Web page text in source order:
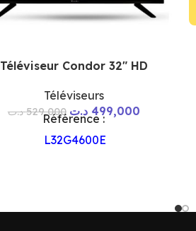
Téléviseur Condor 32″ HD
Téléviseurs
529,000 د.ت 499,000 د.ت
Référence :
L32G4600E